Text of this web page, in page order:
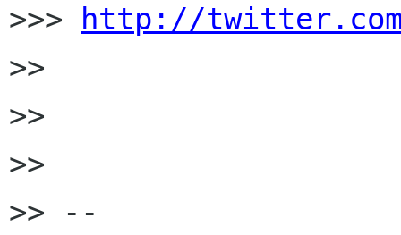
>>>
http://
>>
>>
>>
>> --